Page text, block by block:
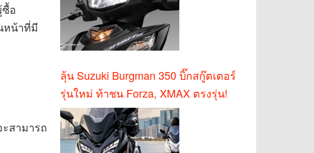
อ
หน้าที่มี
สามารถ
ลุ้น Suzuki Burgman 350 บิ๊กสกู๊ตเตอร์
รุ่นใหม่ ท้าชน Forza, XMAX ตรงรุ่น!